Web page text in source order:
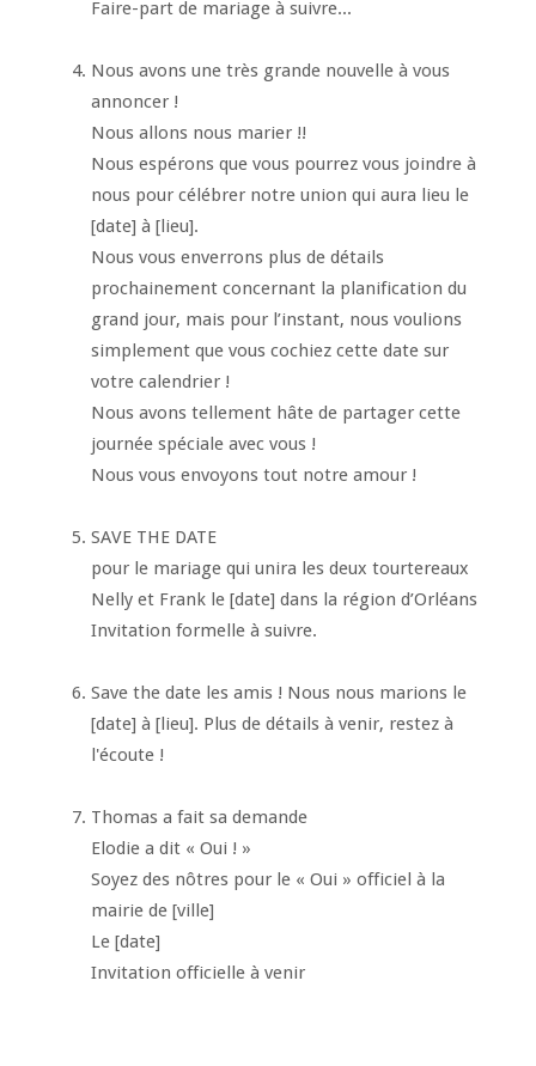
Faire-part de mariage à suivre...
Nous avons une très grande nouvelle à vous
annoncer !
Nous allons nous marier !!
Nous espérons que vous pourrez vous joindre à
nous pour célébrer notre union qui aura lieu le
[date] à [lieu].
Nous vous enverrons plus de détails
prochainement concernant la planification du
grand jour, mais pour l’instant, nous voulions
simplement que vous cochiez cette date sur
votre calendrier !
Nous avons tellement hâte de partager cette
journée spéciale avec vous !
Nous vous envoyons tout notre amour !
SAVE THE DATE
pour le mariage qui unira les deux tourtereaux
Nelly et Frank le [date] dans la région d’Orléans
Invitation formelle à suivre.
Save the date les amis ! Nous nous marions le
[date] à [lieu]. Plus de détails à venir, restez à
l'écoute !
Thomas a fait sa demande
Elodie a dit « Oui ! »
Soyez des nôtres pour le « Oui » officiel à la
mairie de [ville]
Le [date]
Invitation officielle à venir